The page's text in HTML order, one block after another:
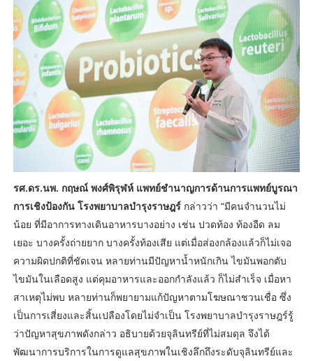
รศ.ดร.นพ. กฤษณ์ พงศ์พิรุฬห์ แพทย์ชำนาญการด้านการแพทย์บูรณา
การเชิงป้องกัน โรงพยาบาลบำรุงราษฎร์ กล่าวว่า “มีคนจำนวนไม่
น้อย ที่มีอาการทางเดินอาหารบางอย่าง เช่น ปวดท้อง ท้องอืด ลม
เยอะ บางครั้งถ่ายยาก บางครั้งท้องเสีย แต่เมื่อส่องกล้องแล้วก็ไม่เจอ
ความผิดปกติที่ชัดเจน หลายท่านมีปัญหาน้ำหนักเกิน ไขมันพอกตับ
ไขมันในเลือดสูง แต่คุมอาหารและออกกำลังแล้ว ก็ไม่สำเร็จ เมื่อหา
สาเหตุไม่พบ หลายท่านก็พยายามแก้ปัญหาตามโฆษณาชวนเชื่อ ซึ่ง
เป็นการเสี่ยงและสิ้นเปลืองโดยไม่จำเป็น โรงพยาบาลบำรุงราษฎร์รู้
ว่าปัญหาสุขภาพดังกล่าว อธิบายด้วยจุลินทรีย์ที่ไม่สมดุล จึงได้
พัฒนาการบริการในการดูแลสุขภาพในเชิงลึกถึงระดับจุลินทรีย์และ